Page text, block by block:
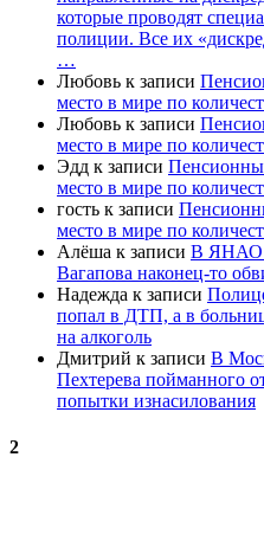
которые проводят
полиции. Все их
…
Любовь к записи
место в мире по
Любовь к записи
место в мире по
Эдд к записи
место в мире по
гость к записи
место в мире по
Алёша к записи В ЯНАО
Вагапова наконец-то
Надежда к записи
попал в ДТП, а в
на алкоголь
Дмитрий к записи В
Пехтерева пойманного
попытки изнасилования
2